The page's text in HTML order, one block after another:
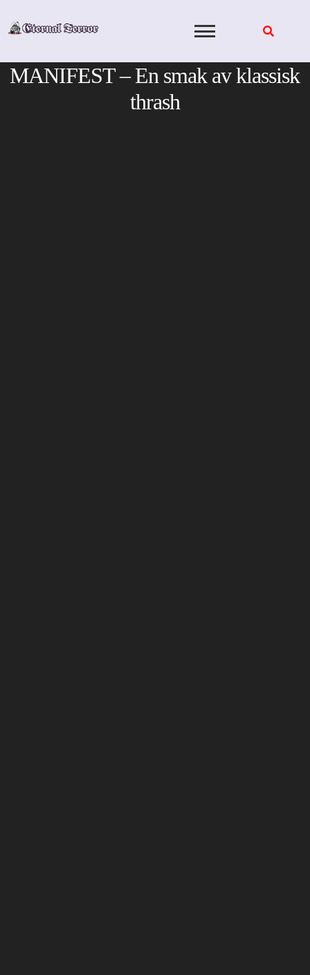
MANIFEST – En smak av klassisk
thrash